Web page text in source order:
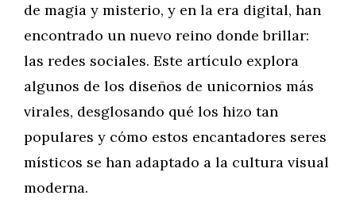
de magia y misterio, y en la era digital, han
encontrado un nuevo reino donde brillar:
las redes sociales. Este artículo explora
algunos de los diseños de unicornios más
virales, desglosando qué los hizo tan
populares y cómo estos encantadores seres
místicos se han adaptado a la cultura visual
moderna.